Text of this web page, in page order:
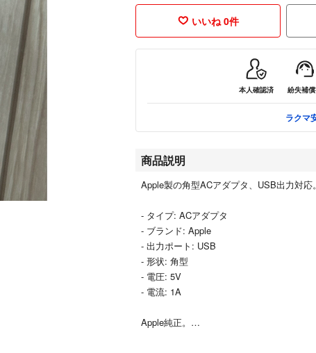
いいね 0件
本人確認済 紛失補
ラクマ
商品説明
Apple製の角型ACアダプタ、USB出力対応。
- タイプ: ACアダプタ
- ブランド: Apple
- 出力ポート: USB
- 形状: 角型
- 電圧: 5V
- 電流: 1A
Apple純正。